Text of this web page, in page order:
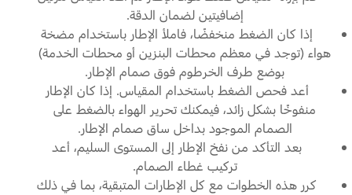
إضافيتين لضمان الدقة.
إذا كان الضغط منخفضًا، فاملأ الإطار باستخدام مضخة
هواء (توجد في معظم محطات البنزين أو محطات الخدمة)
بوضع طرف الخرطوم فوق صمام الإطار.
أعد فحص الضغط باستخدام المقياس. إذا كان الإطار
منفوخًا بشكل زائد، فيمكنك تحرير الهواء بالضغط على
الصمام الموجود بداخل ساق صمام الإطار.
بعد التأكد من نفخ الإطار إلى المستوى السليم، أعد
تركيب غطاء الصمام.
كرر هذه الخطوات مع كل الإطارات المتبقية، بما في ذلك